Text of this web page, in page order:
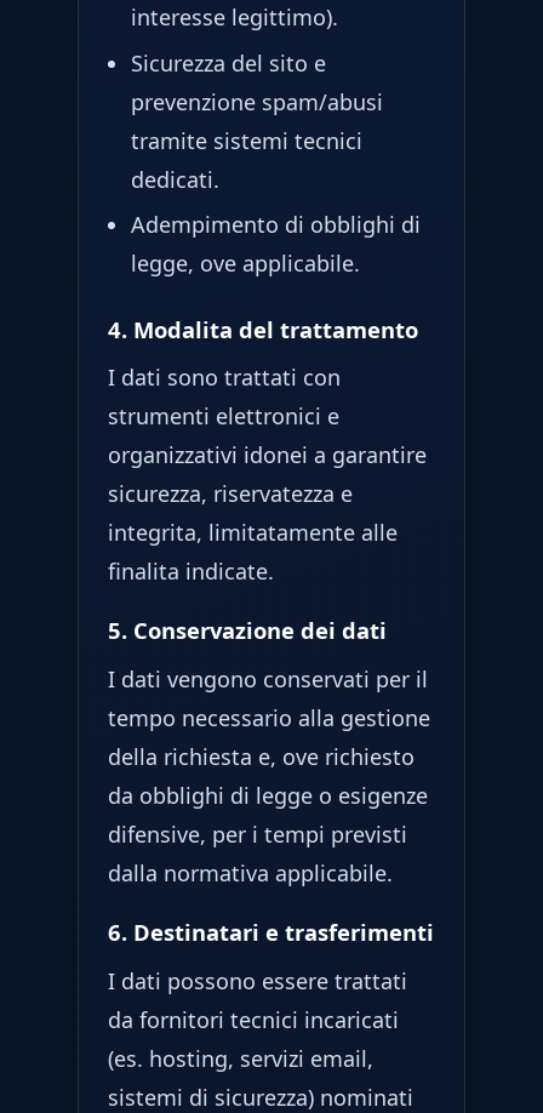
interesse legittimo).
Sicurezza del sito e
prevenzione spam/abusi
tramite sistemi tecnici
dedicati.
Adempimento di obblighi di
legge, ove applicabile.
4. Modalita del trattamento
I dati sono trattati con
strumenti elettronici e
organizzativi idonei a garantire
sicurezza, riservatezza e
integrita, limitatamente alle
finalita indicate.
5. Conservazione dei dati
I dati vengono conservati per il
tempo necessario alla gestione
della richiesta e, ove richiesto
da obblighi di legge o esigenze
difensive, per i tempi previsti
dalla normativa applicabile.
6. Destinatari e trasferimenti
I dati possono essere trattati
da fornitori tecnici incaricati
(es. hosting, servizi email,
sistemi di sicurezza) nominati